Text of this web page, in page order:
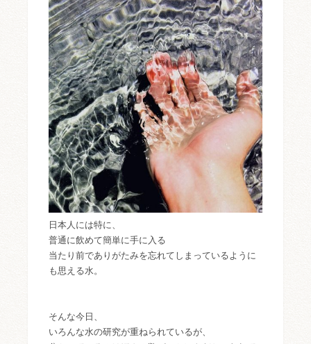
日本人には特に、
普通に飲めて簡単に手に入る
当たり前でありがたみを忘れてしまっているように
も思える水。
そんな今日、
いろんな水の研究が重ねられているが、